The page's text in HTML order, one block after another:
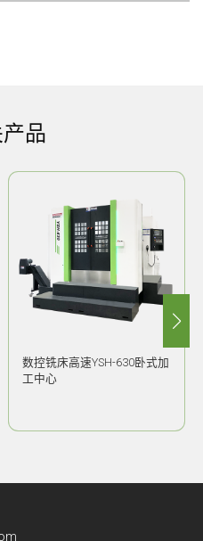
品
数控铣床高速YSH-630卧式加
工中心